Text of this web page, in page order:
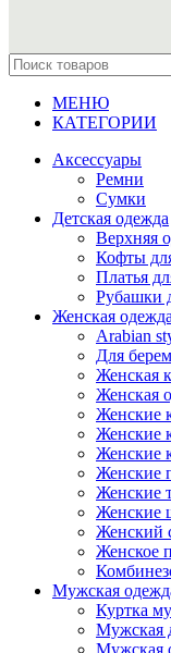
МЕНЮ
КАТЕГОРИИ
Аксессуары
Ремни
Сумки
Детская одежда
Верхняя
Кофты
Платья
Рубашки
Женская одежда
Arabian
Для
Женская
Женская
Женские
Женские
Женские
Женские
Женские
Женские
Женский
Женское
Мужская
Куртка
Мужская
Мужская